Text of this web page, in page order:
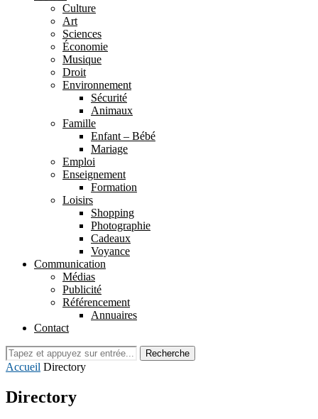
Culture
Art
Sciences
Économie
Musique
Droit
Environnement
Sécurité
Animaux
Famille
Enfant – Bébé
Mariage
Emploi
Enseignement
Formation
Loisirs
Shopping
Photographie
Cadeaux
Voyance
Communication
Médias
Publicité
Référencement
Annuaires
Contact
Recherche
Accueil Directory
Directory